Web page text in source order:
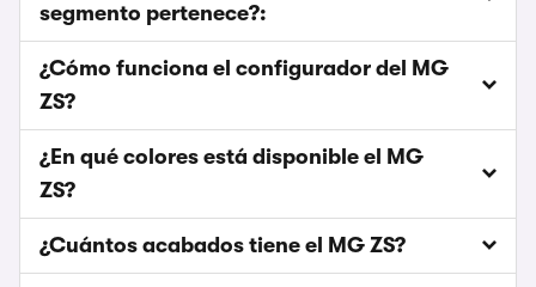
segmento pertenece?:
¿Cómo funciona el configurador del MG
ZS?
¿En qué colores está disponible el MG
ZS?
¿Cuántos acabados tiene el MG ZS?